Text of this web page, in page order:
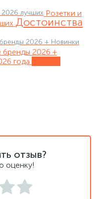
Розетки и
Достоинства
бренды 2026 +
года
отзыв?
оценку!